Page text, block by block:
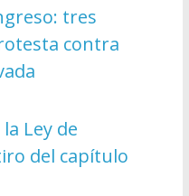
tres
contra
Ley de
del capítulo